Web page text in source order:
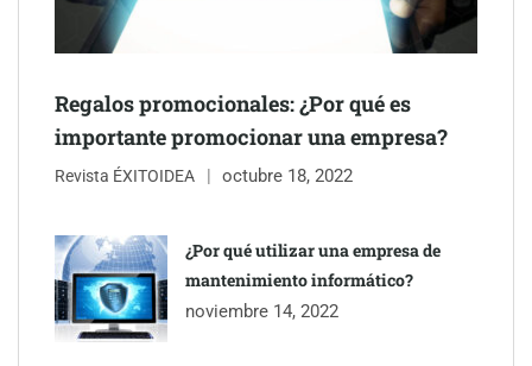
impermeabilización de las viviendas antes de las vacaciones
Servimudanzas supera las 3.000 reseñas con 4,8 estrellas en
mudanzas en Barcelona
Regalos promocionales: ¿Por qué es
importante promocionar una empresa?
Revista ÉXITOIDEA octubre 18, 2022
¿Por qué utilizar una empresa de
mantenimiento informático?
noviembre 14, 2022